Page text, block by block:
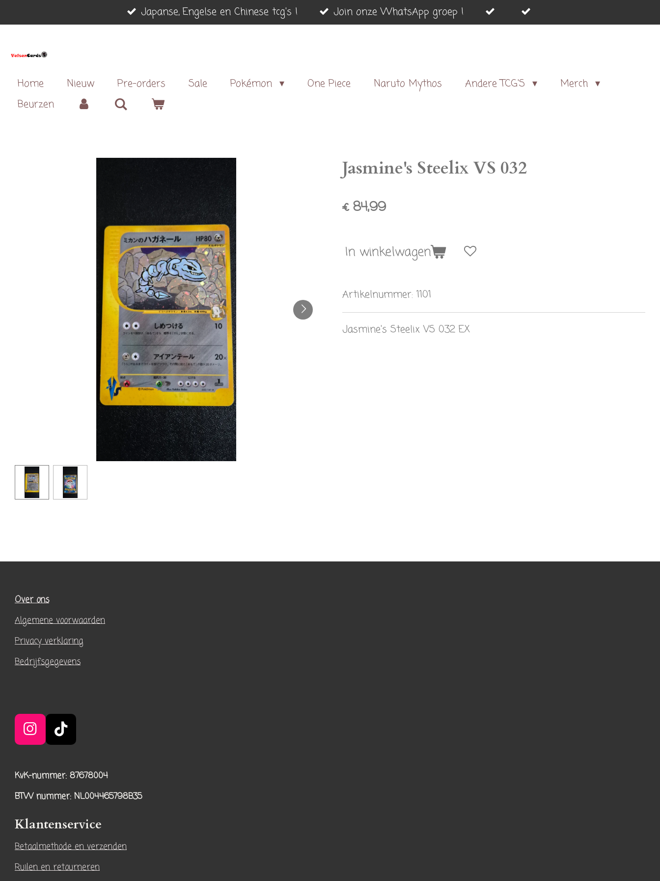
direct
de
Japanse, Engelse en Chinese tcg's ! Join onze WhatsApp groep !
Home Nieuw Pre-orders Sale Pokémon One Piece Naruto Mythos Andere TCG'S
Merch
Beurzen
Jasmine's Steelix VS 032
€ 84,99
In winkelwagen
Artikelnummer: 1101
Jasmine's Steelix VS 032 EX
Over ons
Algemene voorwaarden
Privacy verklaring
Bedrijfsgegevens
I
n
t
a
r
a
m
T
i
T
o
KvK-nummer: 87678004
BTW nummer: NL004465798B35
Klantenservice
Betaalmethode en verzenden
Ruilen en retourneren